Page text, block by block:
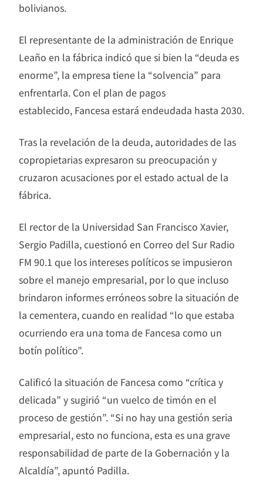
bolivianos.
El representante de la administración de Enrique
Leaño en la fábrica indicó que si bien la “deuda es
enorme”, la empresa tiene la “solvencia” para
enfrentarla. Con el plan de pagos
establecido, Fancesa estará endeudada hasta 2030.
Tras la revelación de la deuda, autoridades de las
copropietarias expresaron su preocupación y
cruzaron acusaciones por el estado actual de la
fábrica.
El rector de la Universidad San Francisco Xavier,
Sergio Padilla, cuestionó en Correo del Sur Radio
FM 90.1 que los intereses políticos se impusieron
sobre el manejo empresarial, por lo que incluso
brindaron informes erróneos sobre la situación de
la cementera, cuando en realidad “lo que estaba
ocurriendo era una toma de Fancesa como un
botín político”.
Calificó la situación de Fancesa como “crítica y
delicada” y sugirió “un vuelco de timón en el
proceso de gestión”. “Si no hay una gestión seria
empresarial, esto no funciona, esta es una grave
responsabilidad de parte de la Gobernación y la
Alcaldía”, apuntó Padilla.